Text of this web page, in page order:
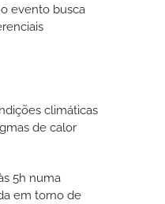
evento busca
climáticas
de calor
5h numa
em torno de